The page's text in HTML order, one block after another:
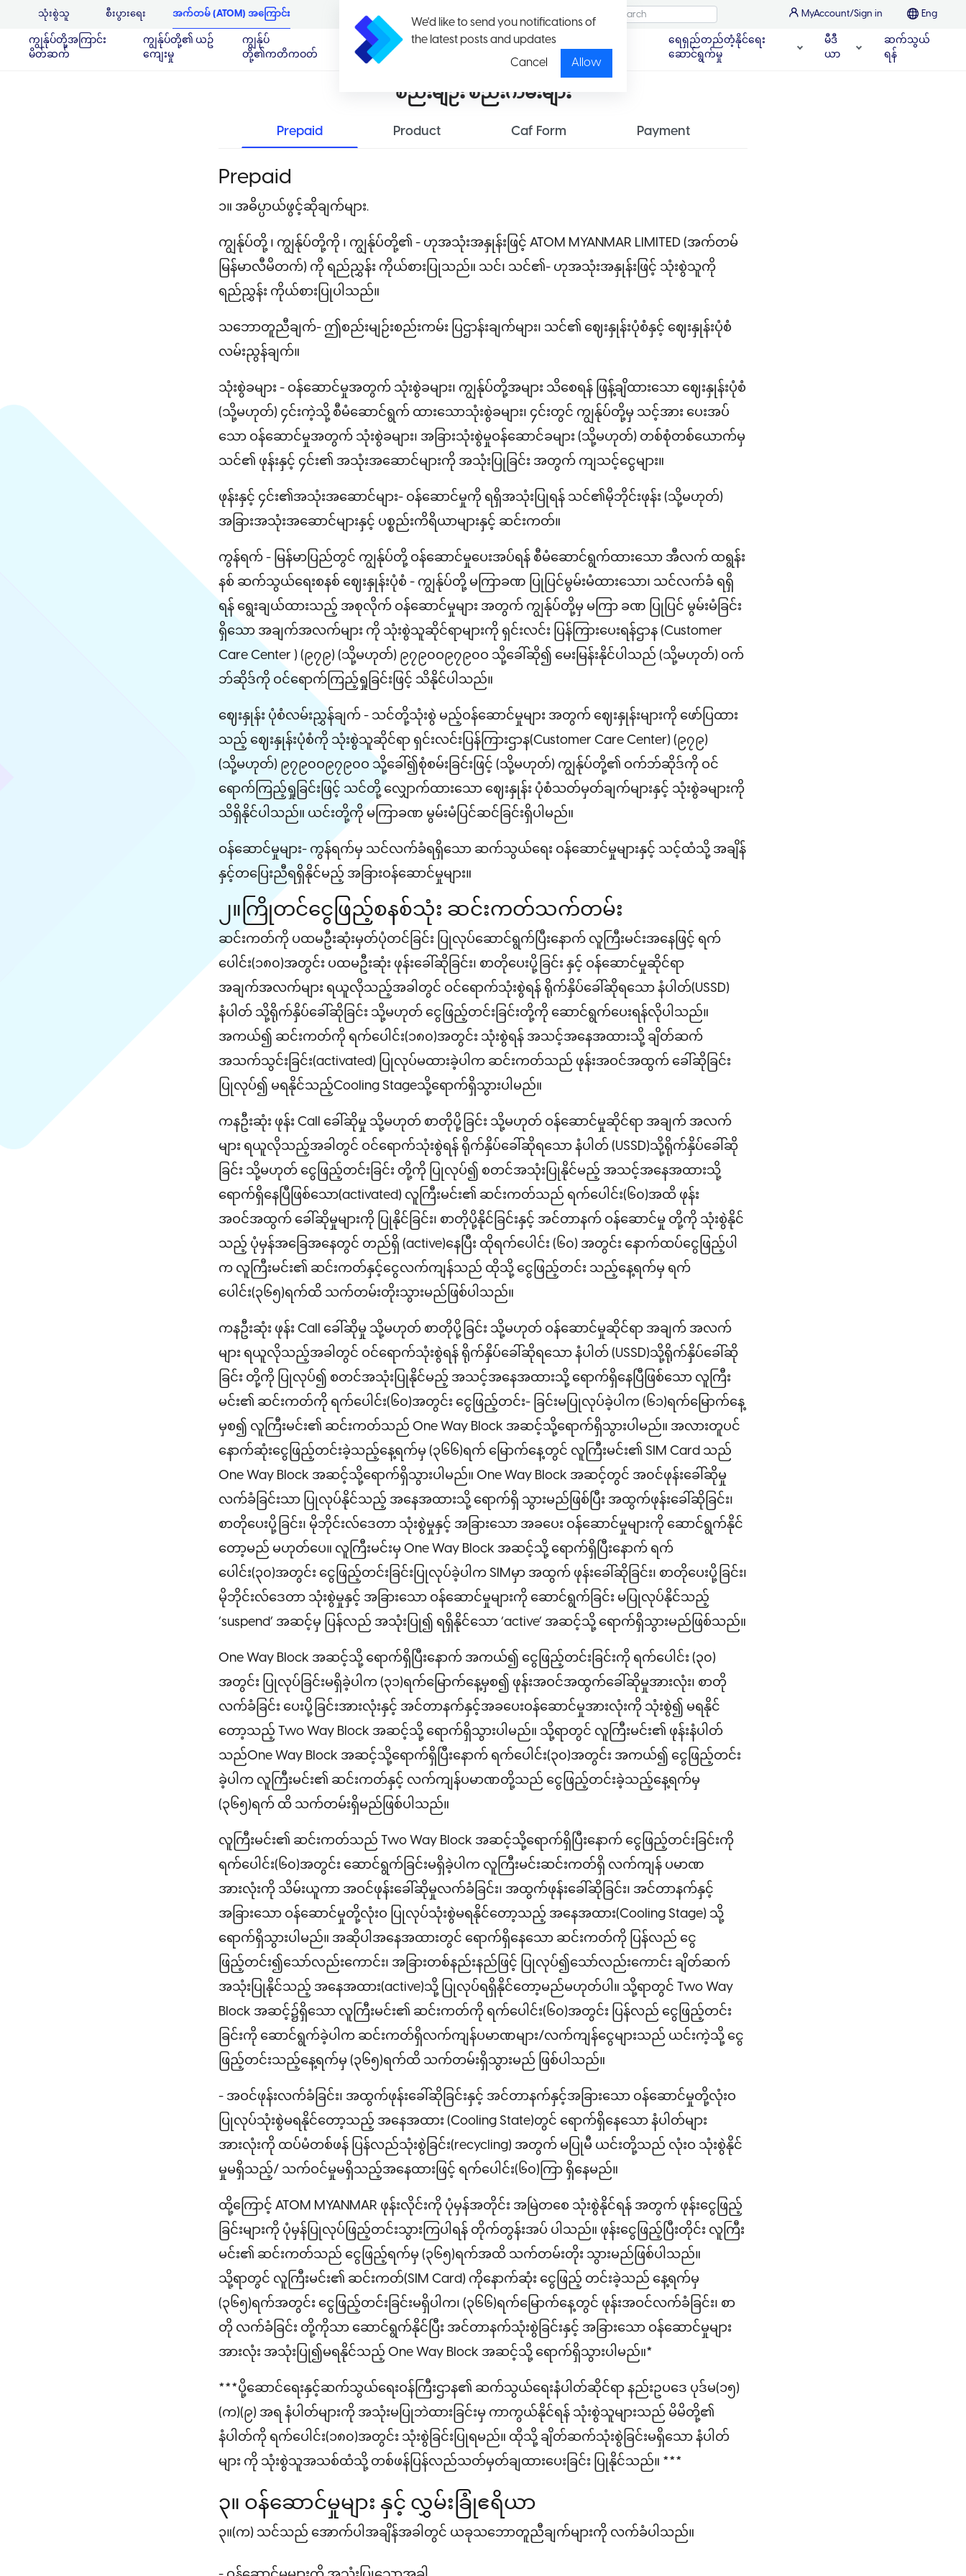
We'd like to send you notifications of
the latest posts and updates
Cancel
Allow
သုံးစွဲသူ စီးပွားရေး အက်တမ် (ATOM) အကြောင်း MyAccount/Sign in Eng
ကျွန်ုပ်တို့အကြာင်း
မိတ်ဆက်
ကျွန်ုပ်တို့၏ ယဥ်
ကျေးမှု
ကျွန်ုပ်
တို့၏ကတိကဝတ်
အလုပ်အ
ကိုင်
စည်းကမ်း
ရေရှည်တည်တံ့နိုင်ရေး
ဆောင်ရွက်မှု
မီဒီ
ယာ
ဆက်သွယ်
ရန်
စည်းမျဉ်း စည်းကမ်းများ
Prepaid Product Caf Form Payment
Prepaid
၁။ အဓိပ္ပာယ်ဖွင့်ဆိုချက်များ.
ကျွန်ုပ်တို့ ၊ ကျွန်ုပ်တို့ကို ၊ ကျွန်ုပ်တို့၏ - ဟုအသုံးအနှုန်းဖြင့် ATOM MYANMAR LIMITED (အက်တမ်
မြန်မာလီမိတက်) ကို ရည်ညွှန်း ကိုယ်စားပြုသည်။ သင်၊ သင်၏- ဟုအသုံးအနှုန်းဖြင့် သုံးစွဲသူကို
ရည်ညွှန်း ကိုယ်စားပြုပါသည်။
သဘောတူညီချက်- ဤစည်းမျဉ်းစည်းကမ်း ပြဌာန်းချက်များ၊ သင်၏ ဈေးနှုန်းပုံစံနှင့် ဈေးနှုန်းပုံစံ
လမ်းညွန်ချက်။
သုံးစွဲခများ - ဝန်ဆောင်မှုအတွက် သုံးစွဲခများ၊ ကျွန်ုပ်တို့အများ သိစေရန် ဖြန့်ချိထားသော ဈေးနှုန်းပုံစံ
(သို့မဟုတ်) ၄င်းကဲ့သို့ စီမံဆောင်ရွက် ထားသောသုံးစွဲခများ၊ ၄င်းတွင် ကျွန်ုပ်တို့မှ သင့်အား ပေးအပ်
သော ဝန်ဆောင်မှုအတွက် သုံးစွဲခများ၊ အခြားသုံးစွဲမှုဝန်ဆောင်ခများ (သို့မဟုတ်) တစ်စုံတစ်ယောက်မှ
သင်၏ ဖုန်းနှင့် ၄င်း၏ အသုံးအဆောင်များကို အသုံးပြုခြင်း အတွက် ကျသင့်ငွေများ။
ဖုန်းနှင့် ၄င်း၏အသုံးအဆောင်များ- ဝန်ဆောင်မှုကို ရရှိအသုံးပြုရန် သင်၏မိုဘိုင်းဖုန်း (သို့မဟုတ်)
အခြားအသုံးအဆောင်များနှင့် ပစ္စည်းကိရိယာများနှင့် ဆင်းကတ်။
ကွန်ရက် - မြန်မာပြည်တွင် ကျွန်ုပ်တို့ ဝန်ဆောင်မှုပေးအပ်ရန် စီမံဆောင်ရွက်ထားသော အီလက် ထရွန်း
နစ် ဆက်သွယ်ရေးစနစ် ဈေးနှုန်းပုံစံ - ကျွန်ုပ်တို့ မကြာခဏ ပြုပြင်မွမ်းမံထားသော၊ သင်လက်ခံ ရရှိ
ရန် ရွေးချယ်ထားသည့် အစုလိုက် ဝန်ဆောင်မှုများ အတွက် ကျွန်ုပ်တို့မှ မကြာ ခဏ ပြုပြင် မွမ်းမံခြင်း
ရှိသော အချက်အလက်များ ကို သုံးစွဲသူဆိုင်ရာများကို ရှင်းလင်း ပြန်ကြားပေးရန်ဌာန (Customer
Care Center ) (၉၇၉) (သို့မဟုတ်) ၉၇၉၀ဝ၉၇၉၀ဝ သို့ခေါ်ဆို၍ မေးမြန်းနိုင်ပါသည် (သို့မဟုတ်) ဝက်
ဘ်ဆိုဒ်ကို ဝင်ရောက်ကြည့်ရှုခြင်းဖြင့် သိနိုင်ပါသည်။
ဈေးနှုန်း ပုံစံလမ်းညွှန်ချက် - သင်တို့သုံးစွဲ မည့်ဝန်ဆောင်မှုများ အတွက် ဈေးနှုန်းများကို ဖော်ပြထား
သည့် ဈေးနှုန်းပုံစံကို သုံးစွဲသူဆိုင်ရာ ရှင်းလင်းပြန်ကြားဌာန(Customer Care Center) (၉၇၉)
(သို့မဟုတ်) ၉၇၉၀ဝ၉၇၉၀ဝ သို့ခေါ်၍စုံစမ်းခြင်းဖြင့် (သို့မဟုတ်) ကျွန်ုပ်တို့၏ ဝက်ဘ်ဆိုဒ်ကို ဝင်
ရောက်ကြည့်ရှုခြင်းဖြင့် သင်တို့ လျှောက်ထားသော ဈေးနှုန်း ပုံစံသတ်မှတ်ချက်များနှင့် သုံးစွဲခများကို
သိရှိနိုင်ပါသည်။ ယင်းတို့ကို မကြာခဏ မွမ်းမံပြင်ဆင်ခြင်းရှိပါမည်။
ဝန်ဆောင်မှုများ- ကွန်ရက်မှ သင်လက်ခံရရှိသော ဆက်သွယ်ရေး ဝန်ဆောင်မှုများနှင့် သင့်ထံသို့ အချိန်
နှင့်တပြေးညီရရှိနိုင်မည့် အခြားဝန်ဆောင်မှုများ။
၂။ကြိုတင်ငွေဖြည့်စနစ်သုံး ဆင်းကတ်သက်တမ်း
ဆင်းကတ်ကို ပထမဦးဆုံးမှတ်ပုံတင်ခြင်း ပြုလုပ်ဆောင်ရွက်ပြီးနောက် လူကြီးမင်းအနေဖြင့် ရက်
ပေါင်း(၁၈၀)အတွင်း ပထမဦးဆုံး ဖုန်းခေါ်ဆိုခြင်း၊ စာတိုပေးပို့ခြင်း နှင့် ဝန်ဆောင်မှုဆိုင်ရာ
အချက်အလက်များ ရယူလိုသည့်အခါတွင် ဝင်ရောက်သုံးစွဲရန် ရိုက်နှိပ်ခေါ်ဆိုရသော နံပါတ်(USSD)
နံပါတ် သို့ရိုက်နှိပ်ခေါ်ဆိုခြင်း သို့မဟုတ် ငွေဖြည့်တင်းခြင်းတို့ကို ဆောင်ရွက်ပေးရန်လိုပါသည်။
အကယ်၍ ဆင်းကတ်ကို ရက်ပေါင်း(၁၈၀)အတွင်း သုံးစွဲရန် အသင့်အနေအထားသို့ ချိတ်ဆက်
အသက်သွင်းခြင်း(activated) ပြုလုပ်မထားခဲ့ပါက ဆင်းကတ်သည် ဖုန်းအဝင်အထွက် ခေါ်ဆိုခြင်း
ပြုလုပ်၍ မရနိုင်သည့်Cooling Stageသို့ရောက်ရှိသွားပါမည်။
ကနဦးဆုံး ဖုန်း Call ခေါ်ဆိုမှု သို့မဟုတ် စာတိုပို့ခြင်း သို့မဟုတ် ဝန်ဆောင်မှုဆိုင်ရာ အချက် အလက်
များ ရယူလိုသည့်အခါတွင် ဝင်ရောက်သုံးစွဲရန် ရိုက်နှိပ်ခေါ်ဆိုရသော နံပါတ် (USSD)သို့ရိုက်နှိပ်ခေါ်ဆို
ခြင်း သို့မဟုတ် ငွေဖြည့်တင်းခြင်း တို့ကို ပြုလုပ်၍ စတင်အသုံးပြုနိုင်မည့် အသင့်အနေအထားသို့
ရောက်ရှိနေပြီဖြစ်သော(activated) လူကြီးမင်း၏ ဆင်းကတ်သည် ရက်ပေါင်း(၆၀)အထိ ဖုန်း
အဝင်အထွက် ခေါ်ဆိုမှုများကို ပြုနိုင်ခြင်း၊ စာတိုပို့နိုင်ခြင်းနှင့် အင်တာနက် ဝန်ဆောင်မှု တို့ကို သုံးစွဲနိုင်
သည့် ပုံမှန်အခြေအနေတွင် တည်ရှိ (active)နေပြီး ထိုရက်ပေါင်း (၆၀) အတွင်း နောက်ထပ်ငွေဖြည့်ပါ
က လူကြီးမင်း၏ ဆင်းကတ်နှင့်ငွေလက်ကျန်သည် ထိုသို့ ငွေဖြည့်တင်း သည့်နေ့ရက်မှ ရက်
ပေါင်း(၃၆၅)ရက်ထိ သက်တမ်းတိုးသွားမည်ဖြစ်ပါသည်။
ကနဦးဆုံး ဖုန်း Call ခေါ်ဆိုမှု သို့မဟုတ် စာတိုပို့ခြင်း သို့မဟုတ် ဝန်ဆောင်မှုဆိုင်ရာ အချက် အလက်
များ ရယူလိုသည့်အခါတွင် ဝင်ရောက်သုံးစွဲရန် ရိုက်နှိပ်ခေါ်ဆိုရသော နံပါတ် (USSD)သို့ရိုက်နှိပ်ခေါ်ဆို
ခြင်း တို့ကို ပြုလုပ်၍ စတင်အသုံးပြုနိုင်မည့် အသင့်အနေအထားသို့ ရောက်ရှိနေပြီဖြစ်သော လူကြီး
မင်း၏ ဆင်းကတ်ကို ရက်ပေါင်း(၆၀)အတွင်း ငွေဖြည့်တင်း- ခြင်းမပြုလုပ်ခဲ့ပါက (၆၁)ရက်မြောက်နေ့
မှစ၍ လူကြီးမင်း၏ ဆင်းကတ်သည် One Way Block အဆင့်သို့ရောက်ရှိသွားပါမည်။ အလားတူပင်
နောက်ဆုံးငွေဖြည့်တင်းခဲ့သည့်နေ့ရက်မှ (၃၆၆)ရက် မြောက်နေ့တွင် လူကြီးမင်း၏ SIM Card သည်
One Way Block အဆင့်သို့ရောက်ရှိသွားပါမည်။ One Way Block အဆင့်တွင် အ၀င်ဖုန်းခေါ်ဆိုမှု
လက်ခံခြင်းသာ ပြုလုပ်နိုင်သည့် အနေအထားသို့ ရောက်ရှိ သွားမည်ဖြစ်ပြီး အထွက်ဖုန်းခေါ်ဆိုခြင်း၊
စာတိုပေးပို့ခြင်း၊ မိုဘိုင်းလ်ဒေတာ သုံးစွဲမှုနှင့် အခြားသော အခပေး ဝန်ဆောင်မှုများကို ဆောင်ရွက်နိုင်
တော့မည် မဟုတ်ပေ။ လူကြီးမင်းမှ One Way Block အဆင့်သို့ ရောက်ရှိပြီးနောက် ရက်
ပေါင်း(၃၀)အတွင်း ငွေဖြည့်တင်းခြင်းပြုလုပ်ခဲ့ပါက SIMမှာ အထွက် ဖုန်းခေါ်ဆိုခြင်း၊ စာတိုပေးပို့ခြင်း၊
မိုဘိုင်းလ်ဒေတာ သုံးစွဲမှုနှင့် အခြားသော ဝန်ဆောင်မှုများကို ဆောင်ရွက်ခြင်း မပြုလုပ်နိုင်သည့်
‘suspend’ အဆင့်မှ ပြန်လည် အသုံးပြု၍ ရရှိနိုင်သော ‘active’ အဆင့်သို့ ရောက်ရှိသွားမည်ဖြစ်သည်။
One Way Block အဆင့်သို့ ရောက်ရှိပြီးနောက် အကယ်၍ ငွေဖြည့်တင်းခြင်းကို ရက်ပေါင်း (၃၀)
အတွင်း ပြုလုပ်ခြင်းမရှိခဲ့ပါက (၃၁)ရက်မြောက်နေ့မှစ၍ ဖုန်းအဝင်အထွက်ခေါ်ဆိုမှုအားလုံး၊ စာတို
လက်ခံခြင်း ပေးပို့ခြင်းအားလုံးနှင့် အင်တာနက်နှင့်အခပေးဝန်ဆောင်မှုအားလုံးကို သုံးစွဲ၍ မရနိုင်
တော့သည့် Two Way Block အဆင့်သို့ ရောက်ရှိသွားပါမည်။ သို့ရာတွင် လူကြီးမင်း၏ ဖုန်းနံပါတ်
သည်One Way Block အဆင့်သို့ရောက်ရှိပြီးနောက် ရက်ပေါင်း(၃၀)အတွင်း အကယ်၍ ငွေဖြည့်တင်း
ခဲ့ပါက လူကြီးမင်း၏ ဆင်းကတ်နှင့် လက်ကျန်ပမာဏတို့သည် ငွေဖြည့်တင်းခဲ့သည့်နေ့ရက်မှ
(၃၆၅)ရက် ထိ သက်တမ်းရှိမည်ဖြစ်ပါသည်။
လူကြီးမင်း၏ ဆင်းကတ်သည် Two Way Block အဆင့်သို့ရောက်ရှိပြီးနောက် ငွေဖြည့်တင်းခြင်းကို
ရက်ပေါင်း(၆၀)အတွင်း ဆောင်ရွက်ခြင်းမရှိခဲ့ပါက လူကြီးမင်းဆင်းကတ်ရှိ လက်ကျန် ပမာဏ
အားလုံးကို သိမ်းယူကာ အဝင်ဖုန်းခေါ်ဆိုမှုလက်ခံခြင်း၊ အထွက်ဖုန်းခေါ်ဆိုခြင်း၊ အင်တာနက်နှင့်
အခြားသော ဝန်ဆောင်မှုတို့လုံးဝ ပြုလုပ်သုံးစွဲမရနိုင်တော့သည့် အနေအထား(Cooling Stage) သို့
ရောက်ရှိသွားပါမည်။ အဆိုပါအနေအထားတွင် ရောက်ရှိနေသော ဆင်းကတ်ကို ပြန်လည် ငွေ
ဖြည့်တင်း၍သော်လည်းကောင်း၊ အခြားတစ်နည်းနည်ဖြင့် ပြုလုပ်၍သော်လည်းကောင်း ချိတ်ဆက်
အသုံးပြုနိုင်သည့် အနေအထား(active)သို့ ပြုလုပ်ရရှိနိုင်တော့မည်မဟုတ်ပါ။ သို့ရာတွင် Two Way
Block အဆင့်၌ရှိသော လူကြီးမင်း၏ ဆင်းကတ်ကို ရက်ပေါင်း(၆၀)အတွင်း ပြန်လည် ငွေဖြည့်တင်း
ခြင်းကို ဆောင်ရွက်ခဲ့ပါက ဆင်းကတ်ရှိလက်ကျန်ပမာဏများ/လက်ကျန်ငွေများသည် ယင်းကဲ့သို့ ငွေ
ဖြည့်တင်းသည့်နေ့ရက်မှ (၃၆၅)ရက်ထိ သက်တမ်းရှိသွားမည် ဖြစ်ပါသည်။
- အဝင်ဖုန်းလက်ခံခြင်း၊ အထွက်ဖုန်းခေါ်ဆိုခြင်းနှင့် အင်တာနက်နှင့်အခြားသော ဝန်ဆောင်မှုတို့လုံးဝ
ပြုလုပ်သုံးစွဲမရနိုင်တော့သည့် အနေအထား (Cooling State)တွင် ရောက်ရှိနေသော နံပါတ်များ
အားလုံးကို ထပ်မံတစ်ဖန် ပြန်လည်သုံးစွဲခြင်း(recycling) အတွက် မပြုမီ ယင်းတို့သည် လုံးဝ သုံးစွဲနိုင်
မှုမရှိသည့်/ သက်ဝင်မှုမရှိသည့်အနေထားဖြင့် ရက်ပေါင်း(၆၀)ကြာ ရှိနေမည်။
ထို့ကြောင့် ATOM MYANMAR ဖုန်းလိုင်းကို ပုံမှန်အတိုင်း အမြဲတစေ သုံးစွဲနိုင်ရန် အတွက် ဖုန်းငွေဖြည့်
ခြင်းများကို ပုံမှန်ပြုလုပ်ဖြည့်တင်းသွားကြပါရန် တိုက်တွန်းအပ် ပါသည်။ ဖုန်းငွေဖြည့်ပြီးတိုင်း လူကြီး
မင်း၏ ဆင်းကတ်သည် ငွေဖြည့်ရက်မှ (၃၆၅)ရက်အထိ သက်တမ်းတိုး သွားမည်ဖြစ်ပါသည်။
သို့ရာတွင် လူကြီးမင်း၏ ဆင်းကတ်(SIM Card) ကိုနောက်ဆုံး ငွေဖြည့် တင်းခဲ့သည် နေ့ရက်မှ
(၃၆၅)ရက်အတွင်း ငွေဖြည့်တင်းခြင်းမရှိပါက၊ (၃၆၆)ရက်မြောက်နေ့တွင် ဖုန်းအဝင်လက်ခံခြင်း၊ စာ
တို လက်ခံခြင်း တို့ကိုသာ ဆောင်ရွက်နိုင်ပြီး အင်တာနက်သုံးစွဲခြင်းနှင့် အခြားသော ဝန်ဆောင်မှုများ
အားလုံး အသုံးပြု၍မရနိုင်သည့် One Way Block အဆင့်သို့ ရောက်ရှိသွားပါမည်။*
***ပို့ဆောင်ရေးနှင့်ဆက်သွယ်ရေးဝန်ကြီးဌာန၏ ဆက်သွယ်ရေးနံပါတ်ဆိုင်ရာ နည်းဥပဒေ ပုဒ်မ(၁၅)
(က)(၉) အရ နံပါတ်များကို အသုံးမပြုဘဲထားခြင်းမှ ကာကွယ်နိုင်ရန် သုံးစွဲသူများသည် မိမိတို့၏
နံပါတ်ကို ရက်ပေါင်း(၁၈၀)အတွင်း သုံးစွဲခြင်းပြုရမည်။ ထိုသို့ ချိတ်ဆက်သုံးစွဲခြင်းမရှိသော နံပါတ်
များ ကို သုံးစွဲသူအသစ်ထံသို့ တစ်ဖန်ပြန်လည်သတ်မှတ်ချထားပေးခြင်း ပြုနိုင်သည်။ ***
၃။ ဝန်ဆောင်မှုများ နှင့် လွှမ်းခြုံဧရိယာ
၃။(က) သင်သည် အောက်ပါအချိန်အခါတွင် ယခုသဘောတူညီချက်များကို လက်ခံပါသည်။